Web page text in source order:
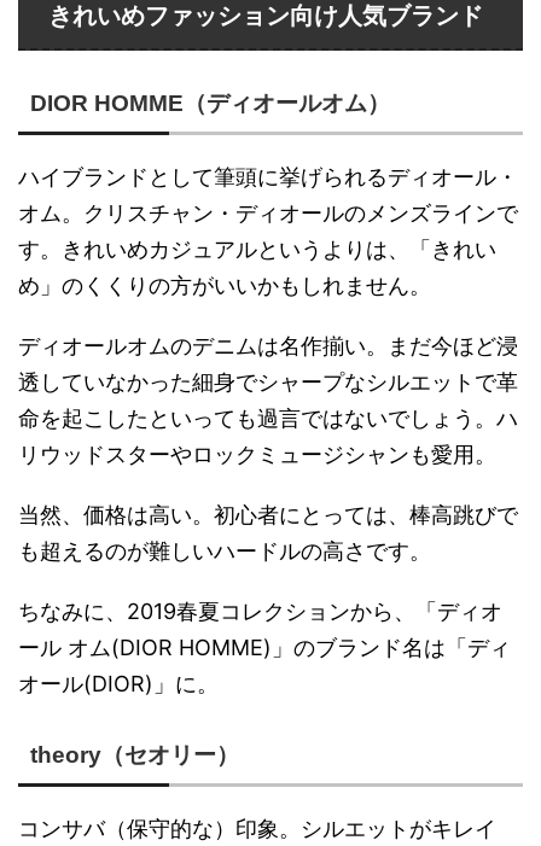
きれいめファッション向け人気ブランド
DIOR HOMME（ディオールオム）
ハイブランドとして筆頭に挙げられるディオール・
オム。クリスチャン・ディオールのメンズラインで
す。きれいめカジュアルというよりは、「きれい
め」のくくりの方がいいかもしれません。
ディオールオムのデニムは名作揃い。まだ今ほど浸
透していなかった細身でシャープなシルエットで革
命を起こしたといっても過言ではないでしょう。ハ
リウッドスターやロックミュージシャンも愛用。
当然、価格は高い。初心者にとっては、棒高跳びで
も超えるのが難しいハードルの高さです。
ちなみに、2019春夏コレクションから、「ディオ
ール オム(DIOR HOMME)」のブランド名は「ディ
オール(DIOR)」に。
theory（セオリー）
コンサバ（保守的な）印象。シルエットがキレイ